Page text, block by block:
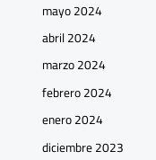
mayo 2024
abril 2024
marzo 2024
febrero 2024
enero 2024
diciembre 2023